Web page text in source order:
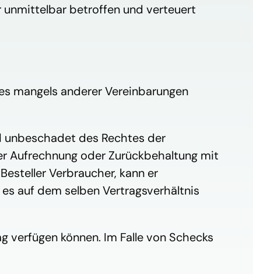
unmittelbar betroffen und verteuert
mangels anderer Vereinbarungen
unbeschadet des Rechtes der
Aufrechnung oder Zurückbehaltung mit
Verbraucher, kann er
auf dem selben Vertragsverhältnis
verfügen können. Im Falle von Schecks